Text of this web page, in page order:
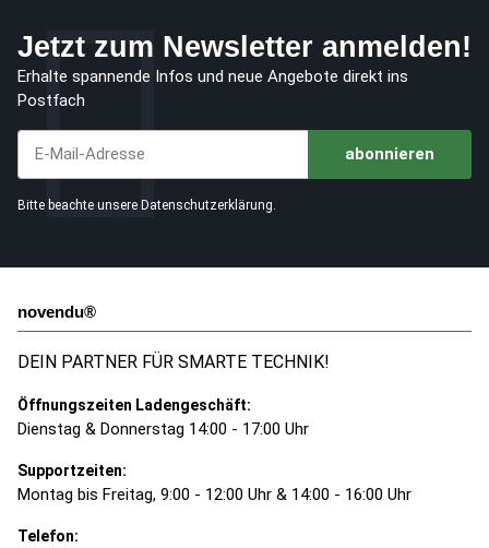
Jetzt zum Newsletter anmelden!
Erhalte spannende Infos und neue Angebote direkt ins
Postfach
abonnieren
Bitte beachte unsere Datenschutzerklärung
novendu®
DEIN PARTNER FÜR SMARTE TECHNIK!
Öffnungszeiten Ladengeschäft:
Dienstag & Donnerstag 14:00 - 17:00 Uhr
Supportzeiten:
Montag bis Freitag, 9:00 - 12:00 Uhr & 14:00 - 16:00 Uhr
Telefon: